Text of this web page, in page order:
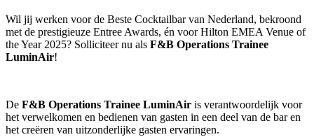
Wil jij werken voor de Beste Cocktailbar van Nederland, bekroond
met de prestigieuze Entree Awards, én voor Hilton EMEA Venue of
the Year 2025? Solliciteer nu als F&B Operations Trainee
LuminAir!
De F&B Operations Trainee LuminAir is verantwoordelijk voor
het verwelkomen en bedienen van gasten in een deel van de bar en
het creëren van uitzonderlijke gasten ervaringen.